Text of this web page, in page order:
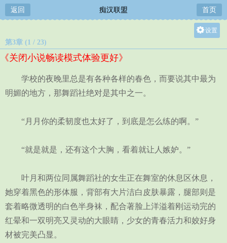
返回 痴汉联盟 首页
设置
中
第3章 (1 / 23)
《关闭小说畅读模式体验更好》
学校的夜晚里总是有各种各样的春色，而要说其中最为
明媚的地方，那舞蹈社绝对是其中之一。
“月月你的柔韧度也太好了，到底是怎么练的啊。”
“就是就是，还有这个大胸，看着就让人嫉妒。”
叶月和两位同属舞蹈社的女生正在舞室的休息区休息，
她穿着黑色的形体服，背部有大片洁白皮肤暴露，腿部则是
套着略微透明的白色半身袜，配合著脸上洋溢着刚运动完的
红晕和一双明亮又灵动的大眼睛，少女的青春活力和姣好身
材被完美凸显。